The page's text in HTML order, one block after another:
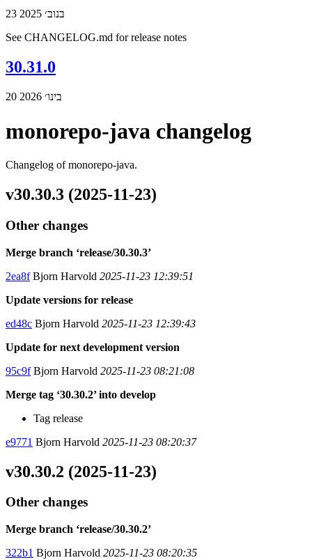
23 בנוב׳ 2025
See CHANGELOG.md for release notes
30.31.0
20 בינו׳ 2026
monorepo-java changelog
Changelog of monorepo-java.
v30.30.3 (2025-11-23)
Other changes
Merge branch ‘release/30.30.3’
2ea8fBjorn Harvold 2025-11-23 12:39:51
Update versions for release
ed48c Bjorn Harvold 2025-11-23 12:39:43
Update for next development version
95c9fBjorn Harvold 2025-11-23 08:21:08
Merge tag ‘30.30.2’ into develop
Tag release
e9771 Bjorn Harvold 2025-11-23 08:20:37
v30.30.2 (2025-11-23)
Other changes
Merge branch ‘release/30.30.2’
322b1 Bjorn Harvold 2025-11-23 08:20:35